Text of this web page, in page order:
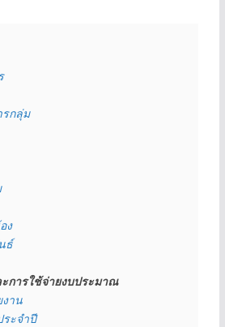
กลุ่ม
ง
ธ์
การใช้จ่ายงบประมาณ
าน
ะจำปี